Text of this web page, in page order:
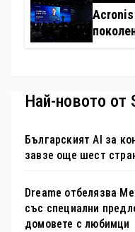
Най-новото от
Българският AI за
завзе още шест
Dreame отбелязва
със специални
домовете с любимци